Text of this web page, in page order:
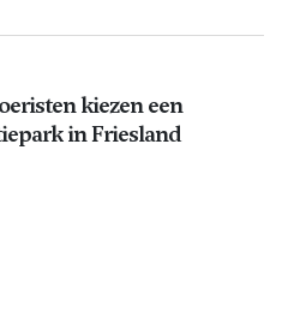
kiezen een
in Friesland